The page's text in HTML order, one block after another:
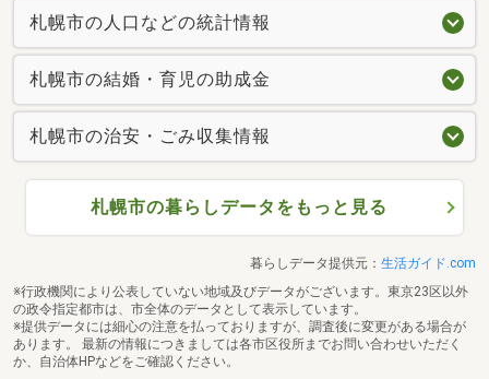
札幌市の人口などの統計情報
札幌市の結婚・育児の助成金
札幌市の治安・ごみ収集情報
札幌市の暮らしデータをもっと見る
暮らしデータ提供元： 生活ガイド.com
※行政機関により公表していない地域及びデータがございます。東京23区以外
の政令指定都市は、市全体のデータとして表示しています。
※提供データには細心の注意を払っておりますが、調査後に変更がある場合が
あります。 最新の情報につきましては各市区役所までお問い合わせいただく
か、自治体HPなどをご確認ください。